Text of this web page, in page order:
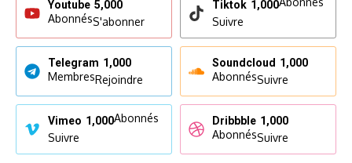
Youtube 5,000
AbonnésS'abonner
Tiktok 1,000
Suivre
Telegram 1,000
MembresRejoindre
Soundcloud 1,000
AbonnésSuivre
Vimeo 1,000Abonnés
Suivre
Dribbble 1,000
AbonnésSuivre